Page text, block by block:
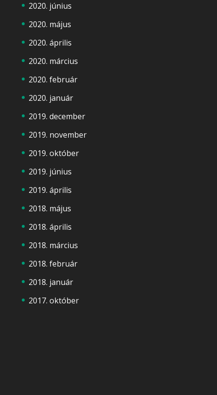
2020. június
2020. május
2020. április
2020. március
2020. február
2020. január
2019. december
2019. november
2019. október
2019. június
2019. április
2018. május
2018. április
2018. március
2018. február
2018. január
2017. október